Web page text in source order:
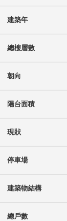
建築年
總樓層數
朝向
陽台面積
現狀
停車場
建築物結構
總戶數